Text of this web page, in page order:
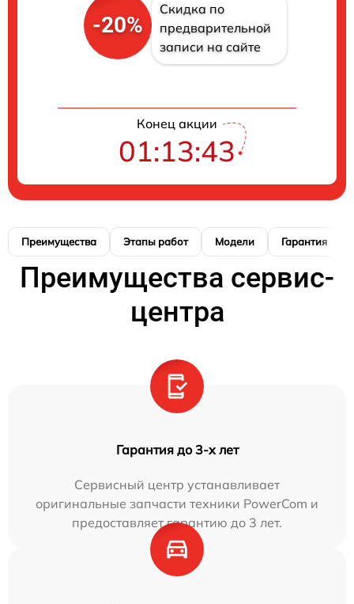
-20%
Скидка по
предварительной
записи на сайте
Конец акции
01:13:42
Преимущества Этапы работ Модели Гарантия
Преимущества сервис-
центра
Гарантия до 3-х лет
Сервисный центр устанавливает
оригинальные запчасти техники PowerCom и
предоставляет гарантию до 3 лет.